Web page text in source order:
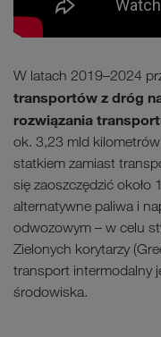
W latach 2019–2024
transportów z dróg
rozwiązania
ok. 3,23 mld
statkiem zamiast
się zaoszczędzić około
alternatywne paliwa i
odwozowym – w celu
Zielonych korytarzy
transport intermodalny
środowiska.